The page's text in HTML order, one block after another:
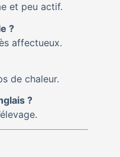
et peu actif.
?
affectueux.
de chaleur.
?